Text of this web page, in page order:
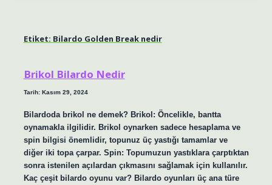
Etiket: Bilardo Golden Break nedir
Brikol Bilardo Nedir
Tarih: Kasım 29, 2024
Bilardoda brikol ne demek? Brikol: Öncelikle, bantta
oynamakla ilgilidir. Brikol oynarken sadece hesaplama ve
spin bilgisi önemlidir, topunuz üç yastığı tamamlar ve
diğer iki topa çarpar. Spin: Topumuzun yastıklara çarptıktan
sonra istenilen açılardan çıkmasını sağlamak için kullanılır.
Kaç çeşit bilardo oyunu var? Bilardo oyunları üç ana türe